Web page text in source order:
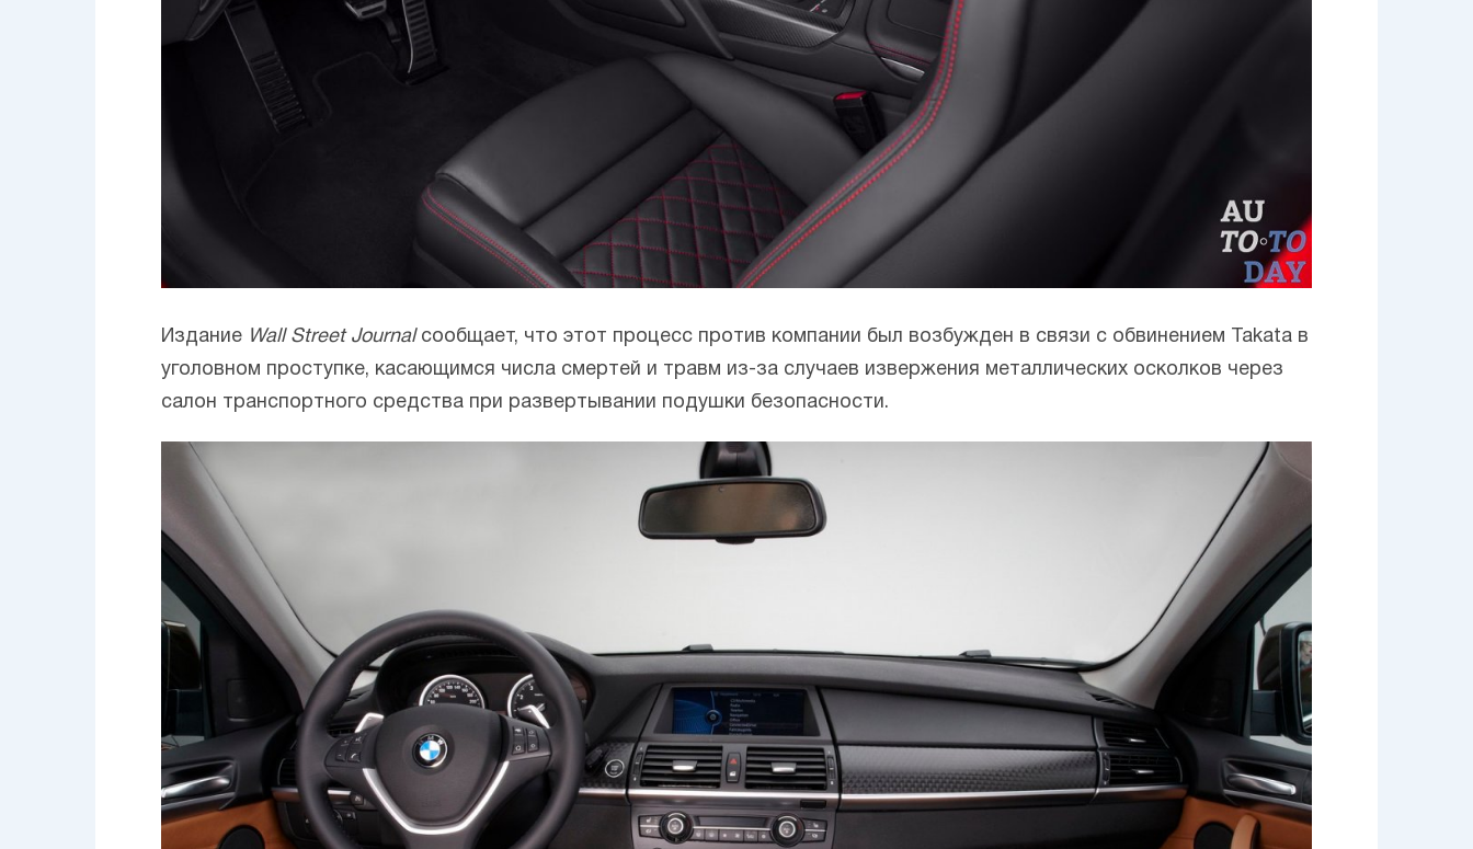
Издание Wall Street Journalсообщает, что этот процесс против компании был возбужден в связи с обвинением Takata в
уголовном проступке, касающимся числа смертей и травм из-за случаев извержения металлических осколков через
салон транспортного средства при развертывании подушки безопасности.